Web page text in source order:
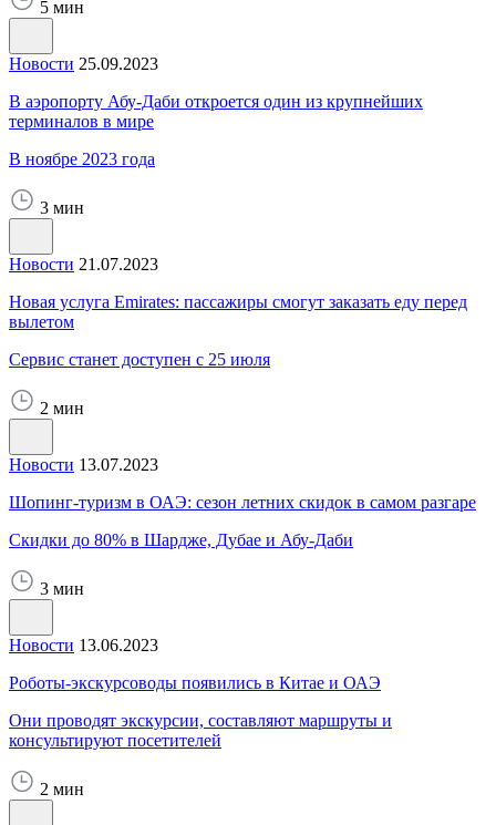
5 мин
Новости 25.09.2023
В аэропорту Абу-Даби откроется один из крупнейших
терминалов в мире
В ноябре 2023 года
3 мин
Новости 21.07.2023
Новая услуга Emirates: пассажиры смогут заказать еду перед
вылетом
Сервис станет доступен с 25 июля
2 мин
Новости 13.07.2023
Шопинг-туризм в ОАЭ: сезон летних скидок в самом разгаре
Скидки до 80% в Шардже, Дубае и Абу-Даби
3 мин
Новости 13.06.2023
Роботы-экскурсоводы появились в Китае и ОАЭ
Они проводят экскурсии, составляют маршруты и
консультируют посетителей
2 мин